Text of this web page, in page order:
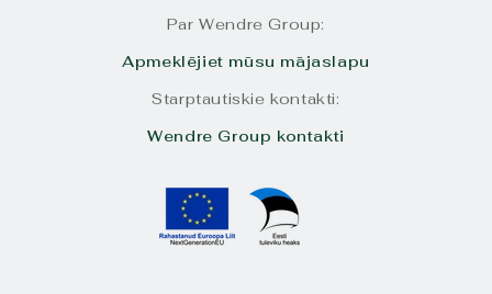
Par Wendre Group:
Apmeklējiet mūsu mājaslapu
Starptautiskie kontakti:
Wendre Group kontakti